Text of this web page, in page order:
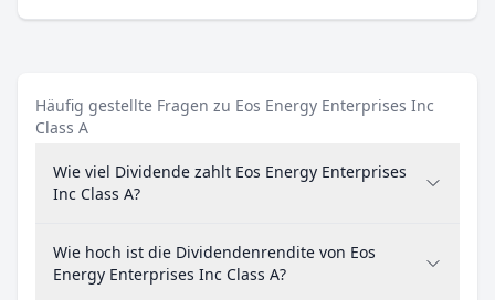
Häufig gestellte Fragen zu Eos Energy Enterprises Inc
Class A
Wie viel Dividende zahlt Eos Energy Enterprises
Inc Class A?
Wie hoch ist die Dividendenrendite von Eos
Energy Enterprises Inc Class A?